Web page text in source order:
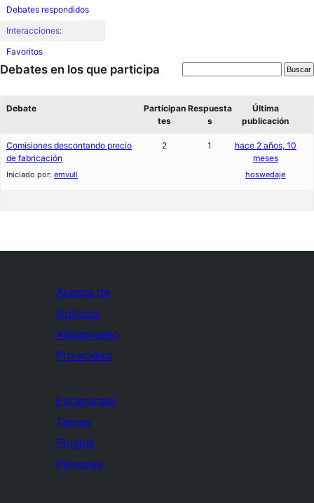
Debates respondidos
Interacciones:
Favoritos
Debates en los que participa
Debate
Participan
tes
Respuesta
s
Última
publicación
Comisiones descontando precio
de fabricación
Iniciado por: emvull
2 1
hace 2 años, 10
meses
hoswedaje
Acerca de
Noticias
Alojamiento
Privacidad
Escaparate
Temas
Plugins
Patrones